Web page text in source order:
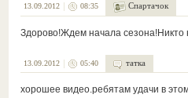
13.09.2012 08:35 Спартачок
Здорово!Ждем начала сезона!Никто
13.09.2012 05:40 татка
хорошее видео.ребятам удачи в